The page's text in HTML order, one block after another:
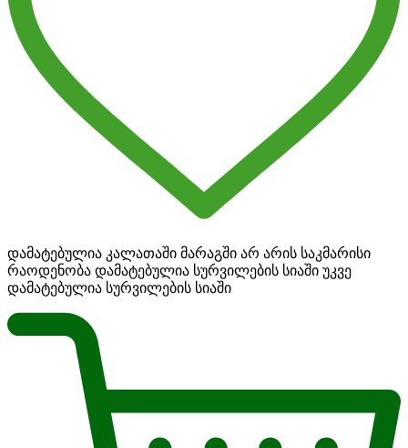
დამატებულია კალათაში მარაგში არ არის საკმარისი
რაოდენობა დამატებულია სურვილების სიაში უკვე
დამატებულია სურვილების სიაში